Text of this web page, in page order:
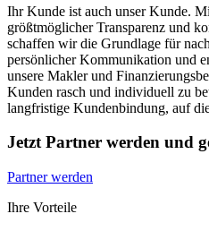
Ihr Kunde ist auch unser Kunde.
größtmöglicher Transparenz und
schaffen wir die Grundlage für
persönlicher Kommunikation und
unsere Makler und
Kunden rasch und individuell zu
langfristige Kundenbindung, auf
Jetzt Partner werden und
Partner werden
Ihre Vorteile